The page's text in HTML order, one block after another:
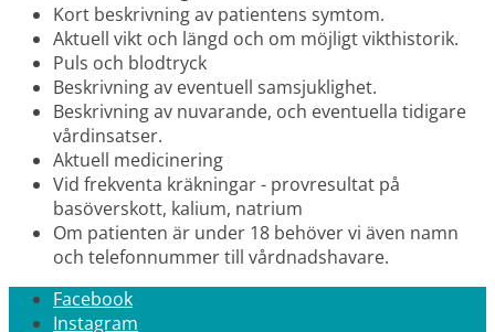
Kort beskrivning av patientens symtom.
Aktuell vikt och längd och om möjligt vikthistorik.
Puls och blodtryck
Beskrivning av eventuell samsjuklighet.
Beskrivning av nuvarande, och eventuella tidigare
vårdinsatser.
Aktuell medicinering
Vid frekventa kräkningar - provresultat på
basöverskott, kalium, natrium
Om patienten är under 18 behöver vi även namn
och telefonnummer till vårdnadshavare.
Facebook
Instagram